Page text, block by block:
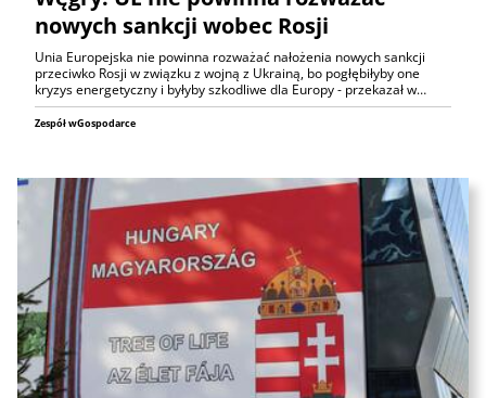
nowych sankcji wobec Rosji
Unia Europejska nie powinna rozważać nałożenia nowych sankcji
przeciwko Rosji w związku z wojną z Ukrainą, bo pogłębiłyby one
kryzys energetyczny i byłyby szkodliwe dla Europy - przekazał w…
Zespół wGospodarce